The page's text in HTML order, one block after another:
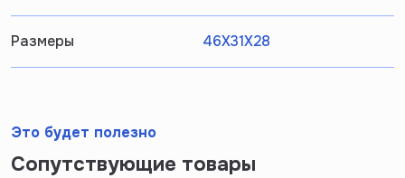
Размеры 46Х31Х28
Это будет полезно
Сопутствующие товары